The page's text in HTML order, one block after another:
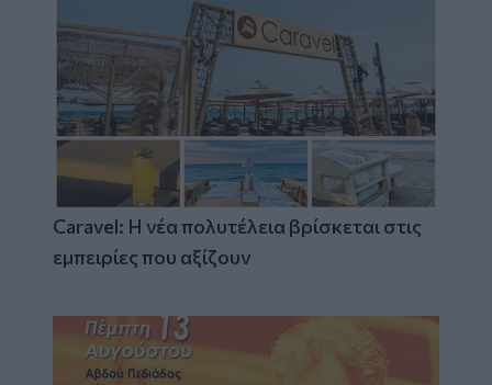
Caravel: Η νέα πολυτέλεια βρίσκεται στις
εμπειρίες που αξίζουν